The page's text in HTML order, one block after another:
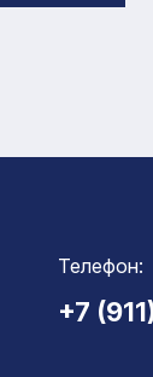
Телефон:
+7